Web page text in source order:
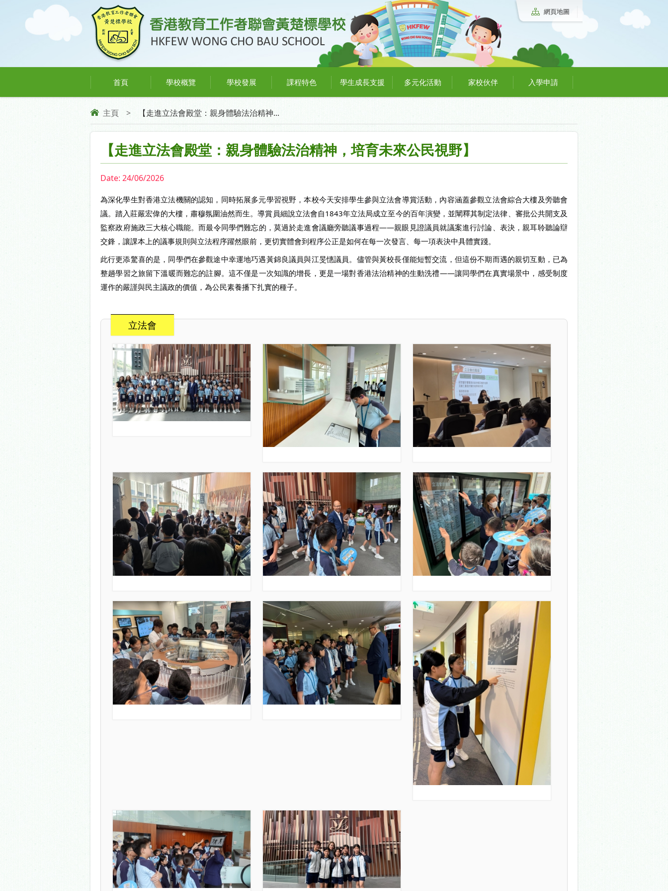
網頁地圖
首頁 學校概覽 學校發展 課程特色 學生成長支援 多元化活動 家校伙伴 入學申請
主頁 > 【走進立法會殿堂：親身體驗法治精神...
【走進立法會殿堂：親身體驗法治精神，培育未來公民視野】
Date: 24/06/2026
為深化學生對香港立法機關的認知，同時拓展多元學習視野，本校今天安排學生參與立法會導賞活動，內容涵蓋參觀立法會綜合大樓及旁聽會
議。踏入莊嚴宏偉的大樓，肅穆氛圍油然而生。導賞員細說立法會自1843年立法局成立至今的百年演變，並闡釋其制定法律、審批公共開支及
監察政府施政三大核心職能。而最令同學們難忘的，莫過於走進會議廳旁聽議事過程——親眼見證議員就議案進行討論、表決，親耳聆聽論辯
交鋒，讓課本上的議事規則與立法程序躍然眼前，更切實體會到程序公正是如何在每一次發言、每一項表決中具體實踐。
此行更添驚喜的是，同學們在參觀途中幸運地巧遇黃錦良議員與江旻憓議員。儘管與黃校長僅能短暫交流，但這份不期而遇的親切互動，已為
整趟學習之旅留下溫暖而難忘的註腳。這不僅是一次知識的增長，更是一場對香港法治精神的生動洗禮——讓同學們在真實場景中，感受制度
運作的嚴謹與民主議政的價值，為公民素養播下扎實的種子。
立法會